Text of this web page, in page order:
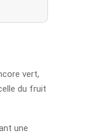
vert,
du fruit
une